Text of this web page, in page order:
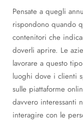
Pensate a quegli
rispondono quando
contenitori che
doverli aprire. Le
lavorare a questo
luoghi dove i clienti
sulle piattaforme
davvero interessanti
interagire con le